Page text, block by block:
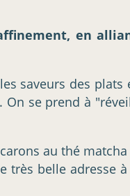
en
saveurs des plats
se prend à
au thé
très belle adresse